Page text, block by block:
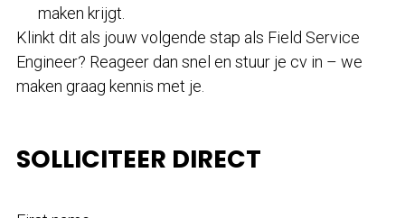
maken krijgt.
Klinkt dit als jouw volgende stap als Field Service
Engineer? Reageer dan snel en stuur je cv in – we
maken graag kennis met je.
SOLLICITEER DIRECT